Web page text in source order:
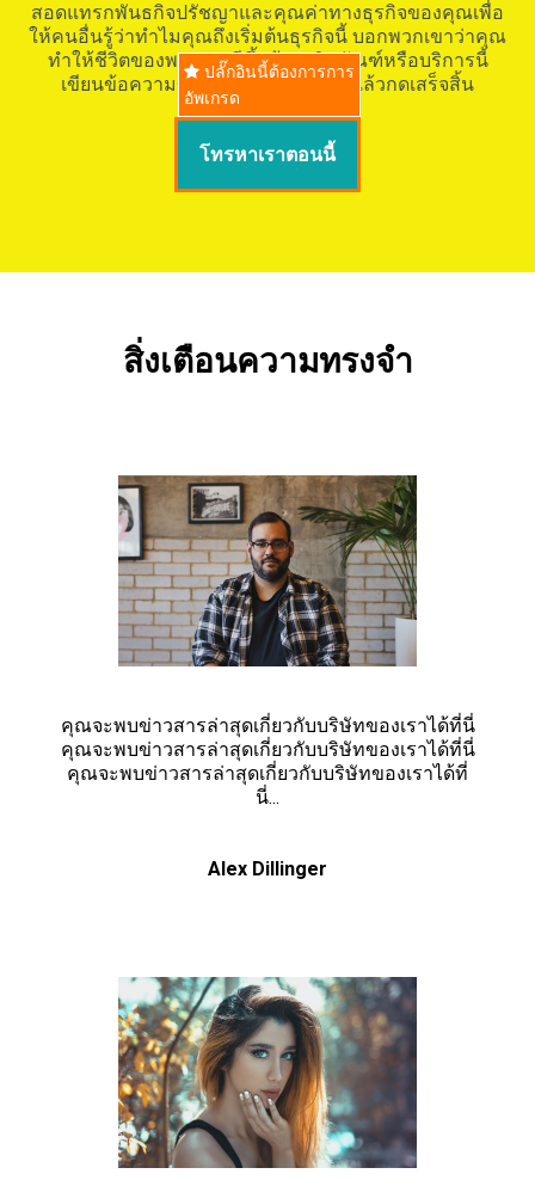
สอดแทรกพันธกิจปรัชญาและคุณค่าทางธุรกิจของคุณเพื่อ
ให้คนอื่นรู้ว่าทำไมคุณถึงเริ่มต้นธุรกิจนี้ บอกพวกเขาว่าคุณ
ทำให้ชีวิตของพวกเขาดีขึ้นด้วยผลิตภัณฑ์หรือบริการนี้
เขียนข้อความของคุณเองจัดรูปแบบแล้วกดเสร็จสิ้น
ปลั๊กอินนี้ต้องการการ
อัพเกรด
โทรหาเราตอนนี้
สิ่งเตือนความทรงจำ
คุณจะพบข่าวสารล่าสุดเกี่ยวกับบริษัทของเราได้ที่นี่
คุณจะพบข่าวสารล่าสุดเกี่ยวกับบริษัทของเราได้ที่นี่
คุณจะพบข่าวสารล่าสุดเกี่ยวกับบริษัทของเราได้ที่
นี่...
Alex Dillinger